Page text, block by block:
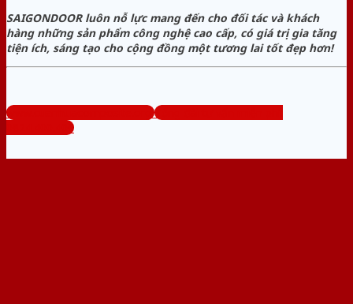
SAIGONDOOR luôn nỗ lực mang đến cho đối tác và khách
hàng những sản phẩm công nghệ cao cấp, có giá trị gia tăng
tiện ích, sáng tạo cho cộng đồng một tương lai tốt đẹp hơn!
www.cuanhuacomposite.org
Tổng đài tư vấn miễn phí:
0824.400.400